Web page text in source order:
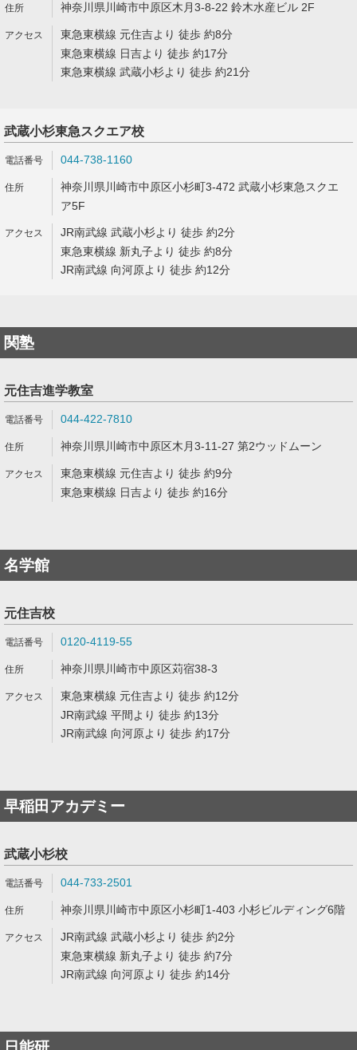
神奈川県川崎市中原区木月3-8-22 鈴木水産ビル 2F
東急東横線 元住吉より 徒歩 約8分
東急東横線 日吉より 徒歩 約17分
東急東横線 武蔵小杉より 徒歩 約21分
武蔵小杉東急スクエア校
044-738-1160
神奈川県川崎市中原区小杉町3-472 武蔵小杉東急スクエ
ア5F
JR南武線 武蔵小杉より 徒歩 約2分
東急東横線 新丸子より 徒歩 約8分
JR南武線 向河原より 徒歩 約12分
関塾
元住吉進学教室
044-422-7810
神奈川県川崎市中原区木月3-11-27 第2ウッドムーン
東急東横線 元住吉より 徒歩 約9分
東急東横線 日吉より 徒歩 約16分
名学館
元住吉校
0120-4119-55
神奈川県川崎市中原区苅宿38-3
東急東横線 元住吉より 徒歩 約12分
JR南武線 平間より 徒歩 約13分
JR南武線 向河原より 徒歩 約17分
早稲田アカデミー
武蔵小杉校
044-733-2501
神奈川県川崎市中原区小杉町1-403 小杉ビルディング6階
JR南武線 武蔵小杉より 徒歩 約2分
東急東横線 新丸子より 徒歩 約7分
JR南武線 向河原より 徒歩 約14分